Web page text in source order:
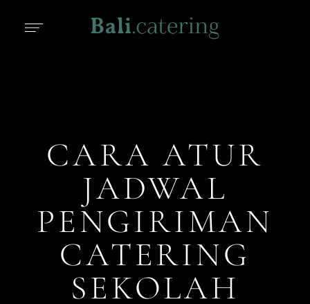
CARA ATUR
JADWAL
PENGIRIMAN
CATERING
SEKOLAH